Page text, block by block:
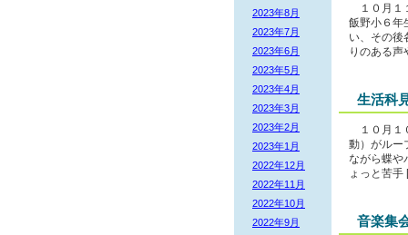
2023年8月
2023年7月
2023年6月
2023年5月
2023年4月
2023年3月
2023年2月
2023年1月
2022年12月
2022年11月
2022年10月
2022年9月
１０月１
飯野小６年
い、その後
りのある
生活科
１０月１
動）がルー
ながら蝶や
ょっと苦
音楽集